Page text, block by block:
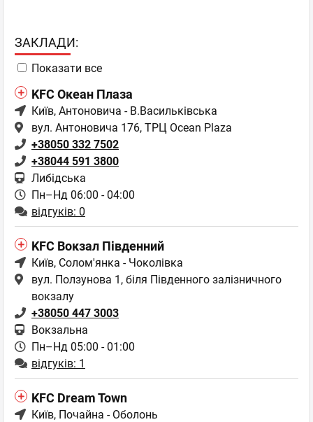
ЗАКЛАДИ:
Показати все
KFC Океан Плаза
Київ, Антоновича - В.Васильківська
вул. Антоновича 176, ТРЦ Ocean Plaza
+38050 332 7502
+38044 591 3800
Либідська
Пн–Нд 06:00 - 04:00
відгуків: 0
KFC Вокзал Південний
Київ, Солом'янка - Чоколівка
вул. Ползунова 1, біля Південного залізничного
вокзалу
+38050 447 3003
Вокзальна
Пн–Нд 05:00 - 01:00
відгуків: 1
KFC Dream Town
Київ, Почайна - Оболонь